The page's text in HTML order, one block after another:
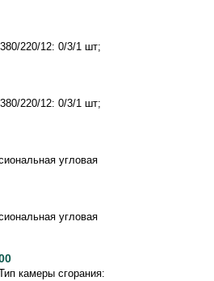
220/12: 0/3/1 шт;
220/12: 0/3/1 шт;
угловая
угловая
камеры сгорания: